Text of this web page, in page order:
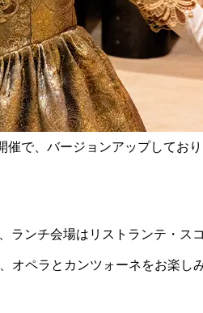
催で、バージョンアップしてお
ランチ会場はリストランテ・ス
オペラとカンツォーネをお楽し